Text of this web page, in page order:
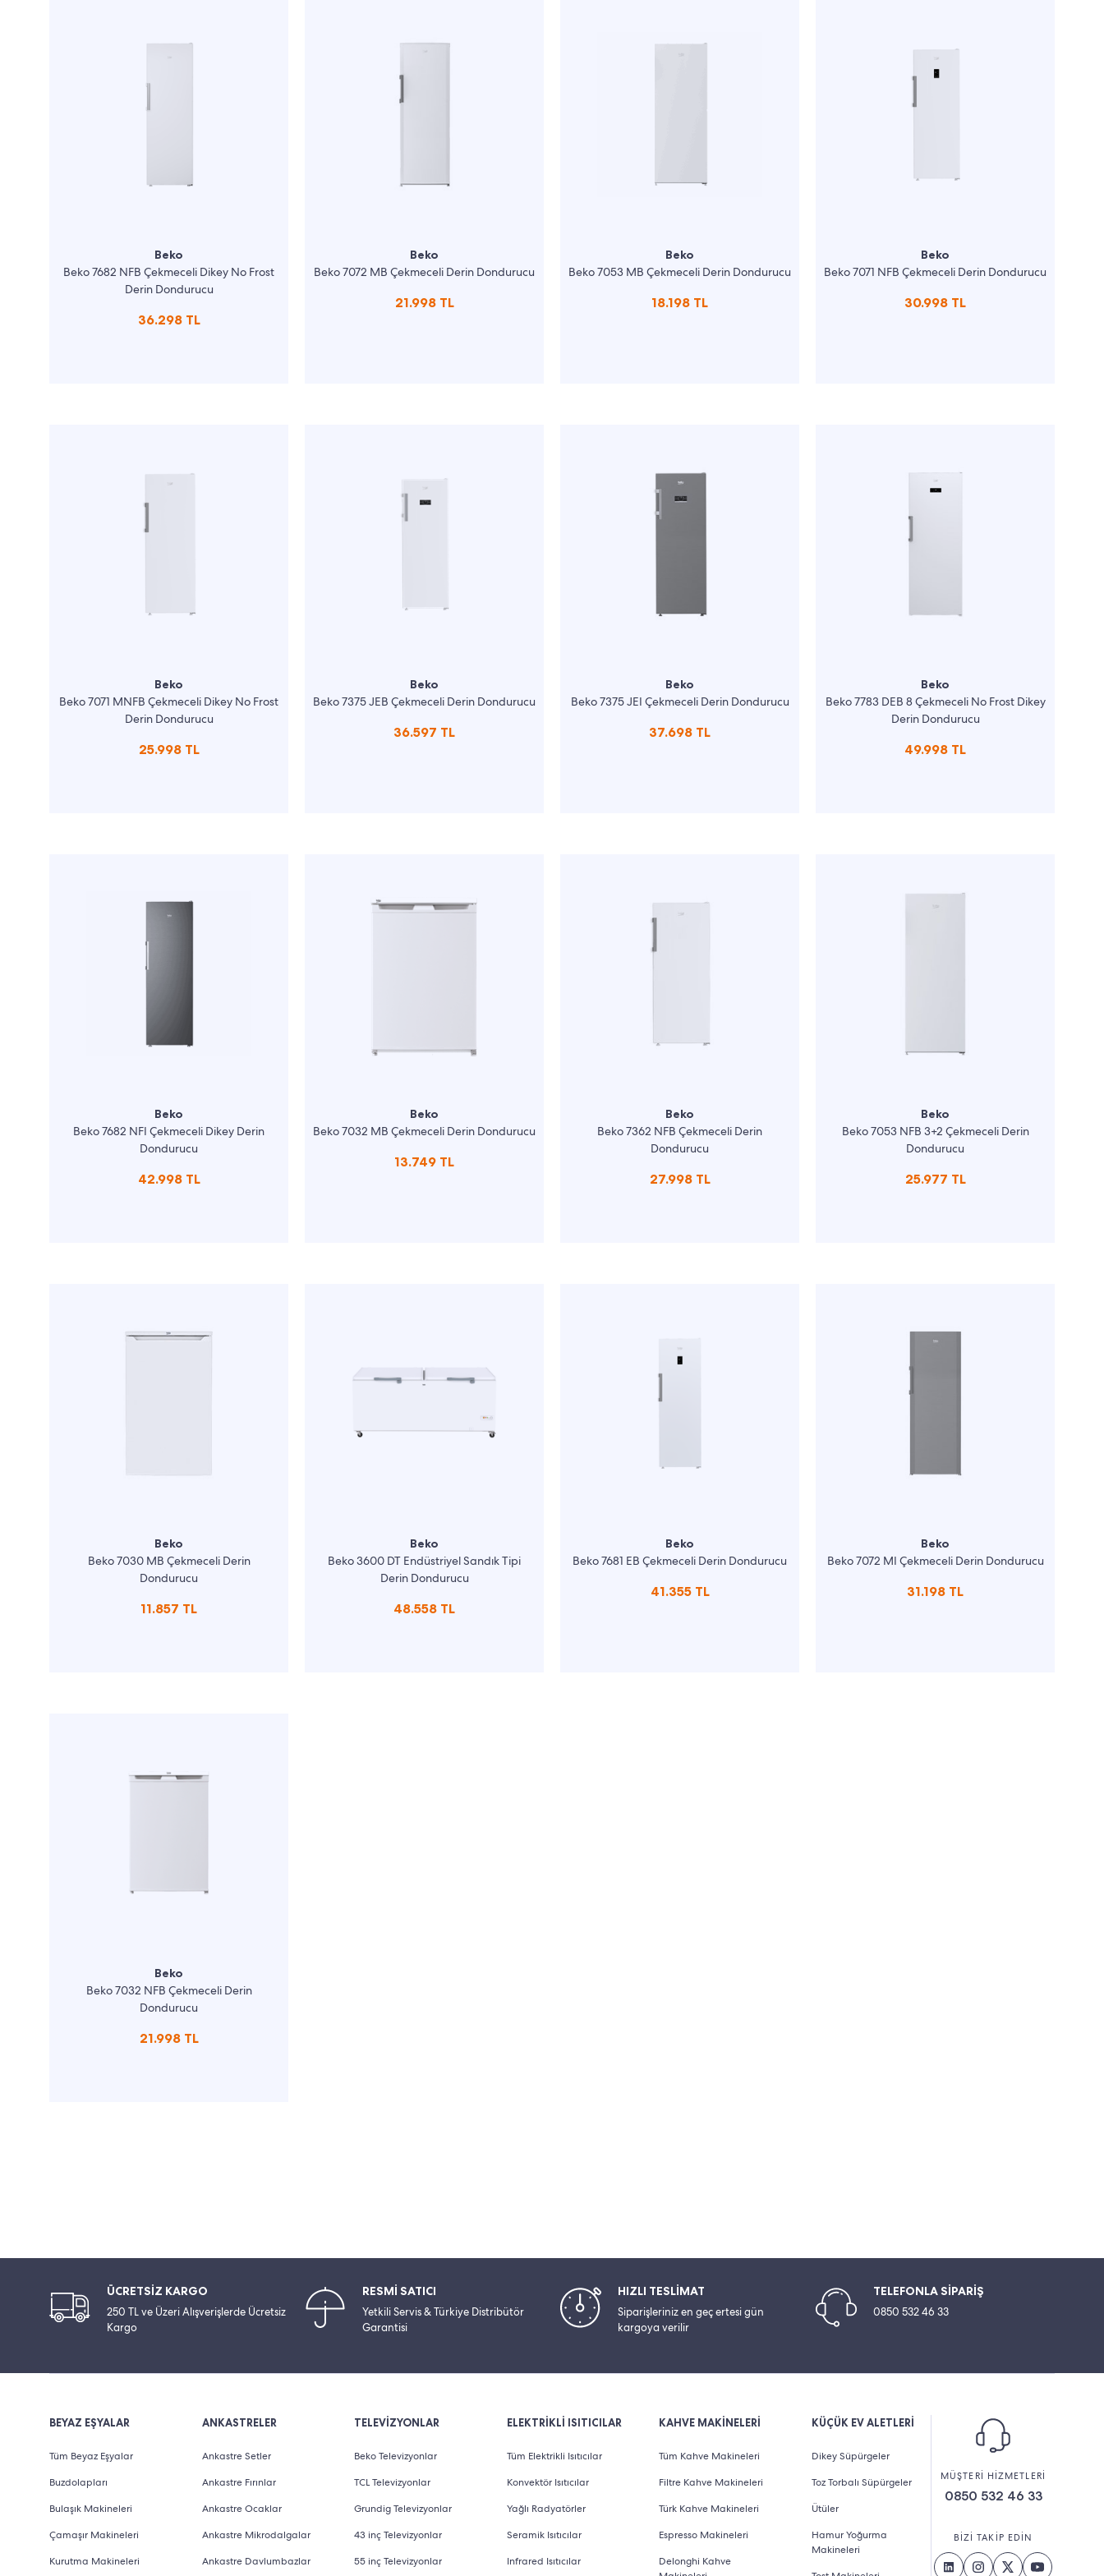
Beko
Beko 7682 NFB Çekmeceli Dikey No Frost
Derin Dondurucu
36.298 TL
Beko
Beko 7072 MB Çekmeceli Derin Dondurucu
21.998 TL
Beko
Beko 7053 MB Çekmeceli Derin Dondurucu
18.198 TL
Beko
Beko 7071 NFB Çekmeceli Derin Dondurucu
30.998 TL
Beko
Beko 7071 MNFB Çekmeceli Dikey No Frost
Derin Dondurucu
25.998 TL
Beko
Beko 7375 JEB Çekmeceli Derin Dondurucu
36.597 TL
Beko
Beko 7375 JEI Çekmeceli Derin Dondurucu
37.698 TL
Beko
Beko 7783 DEB 8 Çekmeceli No Frost Dikey
Derin Dondurucu
49.998 TL
Beko
Beko 7682 NFI Çekmeceli Dikey Derin
Dondurucu
42.998 TL
Beko
Beko 7032 MB Çekmeceli Derin Dondurucu
13.749 TL
Beko
Beko 7362 NFB Çekmeceli Derin
Dondurucu
27.998 TL
Beko
Beko 7053 NFB 3+2 Çekmeceli Derin
Dondurucu
25.977 TL
Beko
Beko 7030 MB Çekmeceli Derin
Dondurucu
11.857 TL
Beko
Beko 3600 DT Endüstriyel Sandık Tipi
Derin Dondurucu
48.558 TL
Beko
Beko 7681 EB Çekmeceli Derin Dondurucu
41.355 TL
Beko
Beko 7072 MI Çekmeceli Derin Dondurucu
31.198 TL
Beko
Beko 7032 NFB Çekmeceli Derin
Dondurucu
21.998 TL
ÜCRETSİZ KARGO
250 TL ve Üzeri Alışverişlerde Ücretsiz
Kargo
RESMİ SATICI
Yetkili Servis & Türkiye Distribütör
Garantisi
HIZLI TESLİMAT
Siparişleriniz en geç ertesi gün
kargoya verilir
TELEFONLA SİPARİŞ
0850 532 46 33
BEYAZ EŞYALAR
Tüm Beyaz Eşyalar
Buzdolapları
Bulaşık Makineleri
Çamaşır Makineleri
Kurutma Makineleri
ANKASTRELER
Ankastre Setler
Ankastre Fırınlar
Ankastre Ocaklar
Ankastre Mikrodalgalar
Ankastre Davlumbazlar
TELEVİZYONLAR
Beko Televizyonlar
TCL Televizyonlar
Grundig Televizyonlar
43 inç Televizyonlar
55 inç Televizyonlar
ELEKTRİKLİ ISITICILAR
Tüm Elektrikli Isıtıcılar
Konvektör Isıtıcılar
Yağlı Radyatörler
Seramik Isıtıcılar
Infrared Isıtıcılar
KAHVE MAKİNELERİ
Tüm Kahve Makineleri
Filtre Kahve Makineleri
Türk Kahve Makineleri
Espresso Makineleri
Delonghi Kahve
KÜÇÜK EV ALETLERİ
Dikey Süpürgeler
Toz Torbalı Süpürgeler
Ütüler
Hamur Yoğurma
Makineleri
MÜŞTERİ HİZMETLERİ
0850 532 46 33
BİZİ TAKİP EDİN